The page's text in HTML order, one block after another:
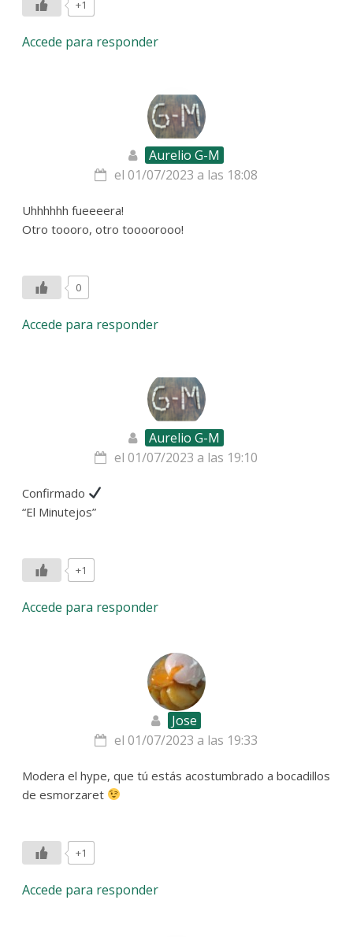
+1
Accede para responder
Aurelio G-M
el 01/07/2023 a las 18:08
Uhhhhhh fueeeera!
Otro toooro, otro toooorooo!
0
Accede para responder
Aurelio G-M
el 01/07/2023 a las 19:10
Confirmado
“El Minutejos”
+1
Accede para responder
Jose
el 01/07/2023 a las 19:33
Modera el hype, que tú estás acostumbrado a bocadillos
de esmorzaret
+1
Accede para responder